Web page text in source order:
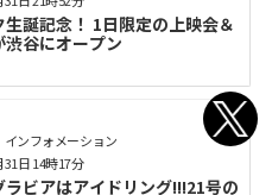
生誕記念！ 1日限定の上映会＆
渋谷にオープン
インフォメーション
ラビアはアイドリング!!!21号の
日 14時17分